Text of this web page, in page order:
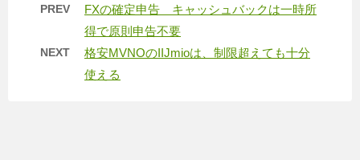
PREV
FXの確定申告 キャッシュバックは一時所
得で原則申告不要
NEXT
格安MVNOのIIJmioは、制限超えても十分
使える